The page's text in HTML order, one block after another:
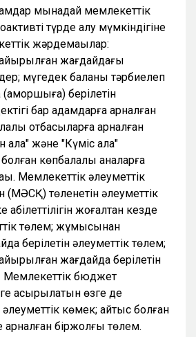
мынадай мемлекеттік
түрде алу мүмкіндігіне
жәрдемақылар:
жағдайдағы
мүгедек баланы тәрбиелеп
берілетін
бар адамдарға арналған
отбасыларға арналған
және "Күміс алқа"
көпбалалы аналарға
Мемлекеттік әлеуметтік
(МӘСҚ) төленетін әлеуметтік
жоғалтқан кезде
төлем; жұмысынан
берілетін әлеуметтік төлем;
жағдайда берілетін
Мемлекеттік бюджет
асырылатын өзге де
көмек; қайтыс болған
біржолғы төлем.